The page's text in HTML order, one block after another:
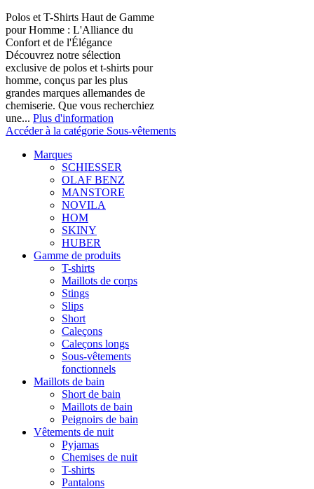
Polos et T-Shirts Haut de Gamme
pour Homme : L'Alliance du
Confort et de l'Élégance
Découvrez notre sélection
exclusive de polos et t-shirts pour
homme, conçus par les plus
grandes marques allemandes de
chemiserie. Que vous recherchiez
une... Plus d'information
Accéder à la catégorie Sous-vêtements
Marques
SCHIESSER
OLAF BENZ
MANSTORE
NOVILA
HOM
SKINY
HUBER
Gamme de produits
T-shirts
Maillots de corps
Stings
Slips
Short
Caleçons
Caleçons longs
Sous-vêtements
fonctionnels
Maillots de bain
Short de bain
Maillots de bain
Peignoirs de bain
Vêtements de nuit
Pyjamas
Chemises de nuit
T-shirts
Pantalons